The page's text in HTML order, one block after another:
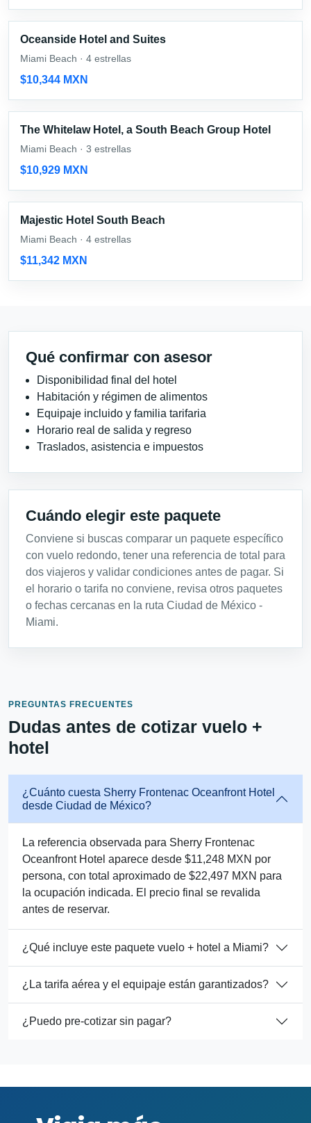
Oceanside Hotel and Suites
Miami Beach · 4 estrellas
$10,344 MXN
The Whitelaw Hotel, a South Beach Group Hotel
Miami Beach · 3 estrellas
$10,929 MXN
Majestic Hotel South Beach
Miami Beach · 4 estrellas
$11,342 MXN
Qué confirmar con asesor
Disponibilidad final del hotel
Habitación y régimen de alimentos
Equipaje incluido y familia tarifaria
Horario real de salida y regreso
Traslados, asistencia e impuestos
Cuándo elegir este paquete
Conviene si buscas comparar un paquete específico
con vuelo redondo, tener una referencia de total para
dos viajeros y validar condiciones antes de pagar. Si
el horario o tarifa no conviene, revisa otros paquetes
o fechas cercanas en la ruta Ciudad de México -
Miami.
PREGUNTAS FRECUENTES
Dudas antes de cotizar vuelo +
hotel
¿Cuánto cuesta Sherry Frontenac Oceanfront Hotel
desde Ciudad de México?
La referencia observada para Sherry Frontenac
Oceanfront Hotel aparece desde $11,248 MXN por
persona, con total aproximado de $22,497 MXN para
la ocupación indicada. El precio final se revalida
antes de reservar.
¿Qué incluye este paquete vuelo + hotel a Miami?
¿La tarifa aérea y el equipaje están garantizados?
¿Puedo pre-cotizar sin pagar?